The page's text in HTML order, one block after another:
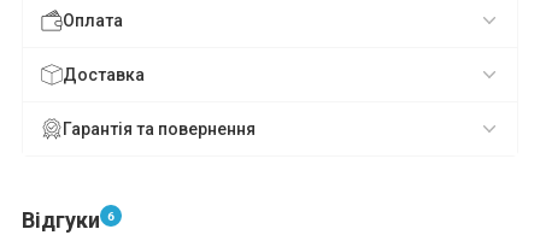
Оплата
Доставка
Гарантія та повернення
Відгуки 6